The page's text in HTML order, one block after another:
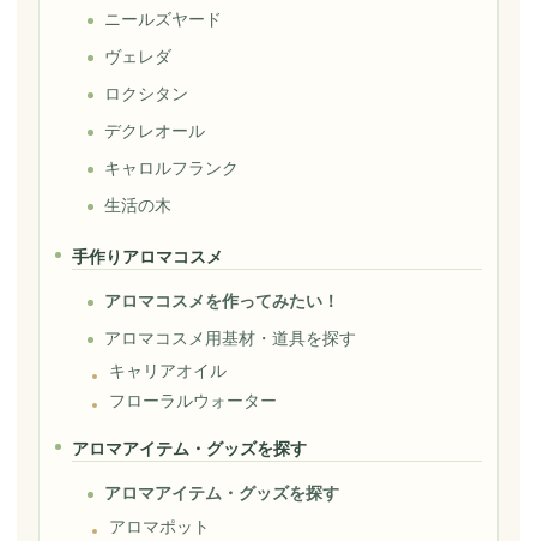
ニールズヤード
ヴェレダ
ロクシタン
デクレオール
キャロルフランク
生活の木
手作りアロマコスメ
アロマコスメを作ってみたい！
アロマコスメ用基材・道具を探す
キャリアオイル
フローラルウォーター
アロマアイテム・グッズを探す
アロマアイテム・グッズを探す
アロマポット